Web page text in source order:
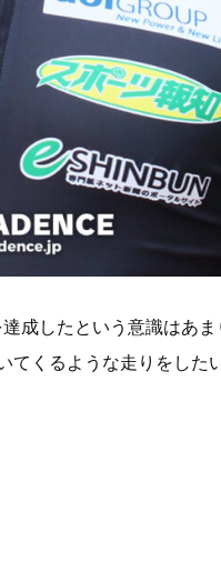
成したという意識はあ
くるような走りをした